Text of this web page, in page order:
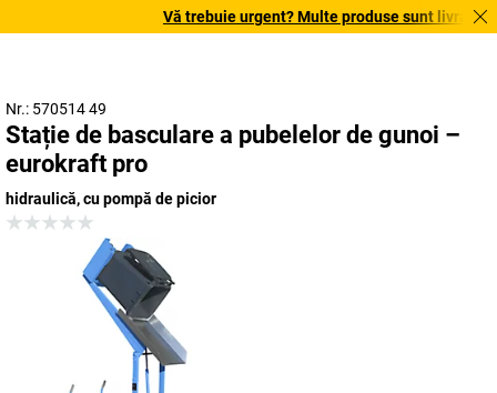
Vă trebuie urgent? Multe produse sunt livrate
Nr.: 570514 49
Stație de basculare a pubelelor de gunoi –
eurokraft pro
hidraulică, cu pompă de picior